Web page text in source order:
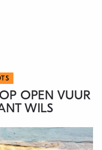
OPEN VUUR
WILS